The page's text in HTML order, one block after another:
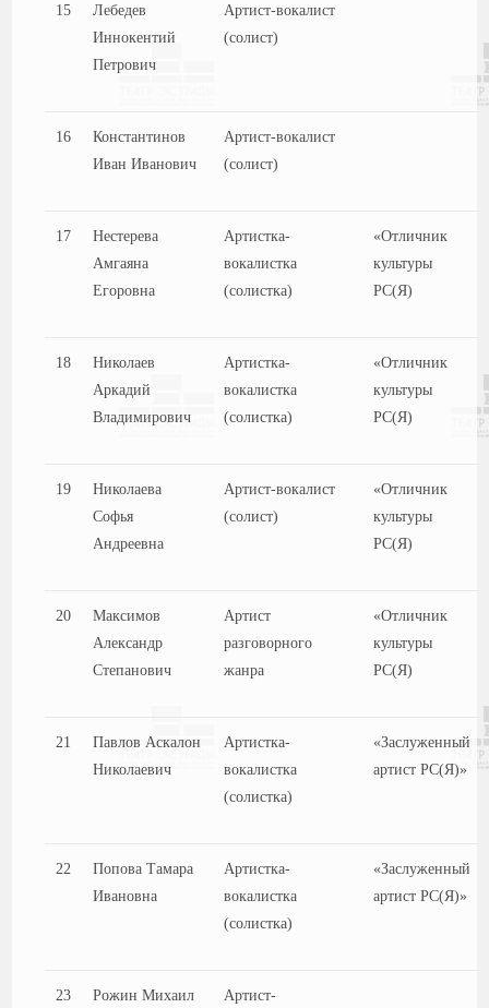
15
Лебедев
Иннокентий
Петрович
Артист-вокалист
(солист)
16
Константинов
Иван Иванович
Артист-вокалист
(солист)
17
Нестерева
Амгаяна
Егоровна
Артистка-
вокалистка
(солистка)
«Отличник
культуры
РС(Я)
18
Николаев
Аркадий
Владимирович
Артистка-
вокалистка
(солистка)
«Отличник
культуры
РС(Я)
19
Николаева
Софья
Андреевна
Артист-вокалист
(солист)
«Отличник
культуры
РС(Я)
20
Максимов
Александр
Степанович
Артист
разговорного
жанра
«Отличник
культуры
РС(Я)
21
Павлов Аскалон
Николаевич
Артистка-
вокалистка
(солистка)
«Заслуженный
артист РС(Я)»
22
Попова Тамара
Ивановна
Артистка-
вокалистка
(солистка)
«Заслуженный
артист РС(Я)»
23 Рожин Михаил Артист-